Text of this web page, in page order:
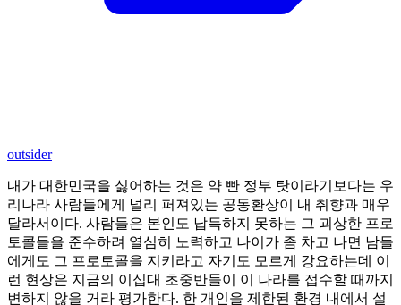
outsider
내가 대한민국을 싫어하는 것은 약 빤 정부 탓이라기보다는 우
리나라 사람들에게 널리 퍼져있는 공동환상이 내 취향과 매우
달라서이다. 사람들은 본인도 납득하지 못하는 그 괴상한 프로
토콜들을 준수하려 열심히 노력하고 나이가 좀 차고 나면 남들
에게도 그 프로토콜을 지키라고 자기도 모르게 강요하는데 이
런 현상은 지금의 이십대 초중반들이 이 나라를 접수할 때까지
변하지 않을 거라 평가한다. 한 개인을 제한된 환경 내에서 설